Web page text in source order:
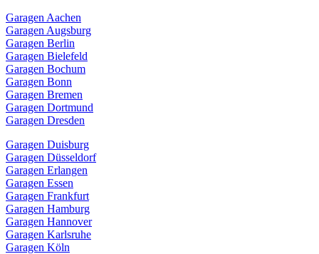
Garagen Aachen
Garagen Augsburg
Garagen Berlin
Garagen Bielefeld
Garagen Bochum
Garagen Bonn
Garagen Bremen
Garagen Dortmund
Garagen Dresden
Garagen Duisburg
Garagen Düsseldorf
Garagen Erlangen
Garagen Essen
Garagen Frankfurt
Garagen Hamburg
Garagen Hannover
Garagen Karlsruhe
Garagen Köln